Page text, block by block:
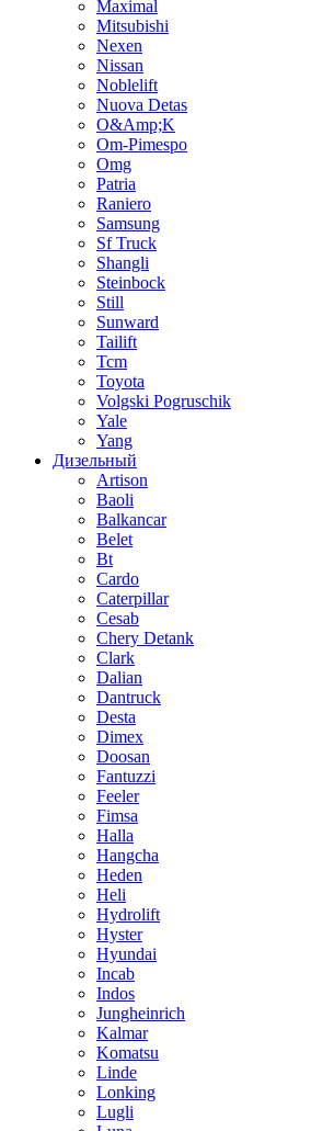
Maximal
Mitsubishi
Nexen
Nissan
Noblelift
Nuova Detas
O&Amp;K
Om-Pimespo
Omg
Patria
Raniero
Samsung
Sf Truck
Shangli
Steinbock
Still
Sunward
Tailift
Tcm
Toyota
Volgski Pogruschik
Yale
Yang
Дизельный
Artison
Baoli
Balkancar
Belet
Bt
Cardo
Caterpillar
Cesab
Chery Detank
Clark
Dalian
Dantruck
Desta
Dimex
Doosan
Fantuzzi
Feeler
Fimsa
Halla
Hangcha
Heden
Heli
Hydrolift
Hyster
Hyundai
Incab
Indos
Jungheinrich
Kalmar
Komatsu
Linde
Lonking
Lugli